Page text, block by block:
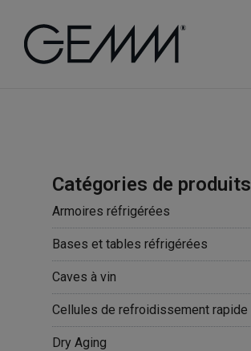
Catégories de produits
Armoires réfrigérées
Bases et tables réfrigérées
Caves à vin
Cellules de refroidissement rapide
Dry Aging